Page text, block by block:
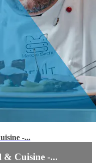
-...
& Cuisine -...